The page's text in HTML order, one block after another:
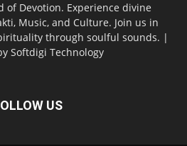
of Devotion. Experience divine
Music, and Culture. Join us in
through soulful sounds. |
Softdigi Technology
US